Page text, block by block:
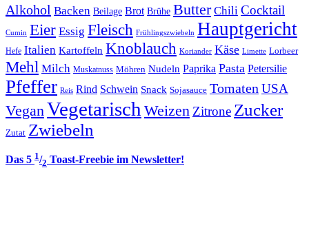
Alkohol Backen Beilage Brot Brühe Butter Chili Cocktail
Cumin Eier Essig Fleisch Frühlingszwiebeln Hauptgericht
Hefe Italien Kartoffeln Knoblauch Koriander Käse Limette Lorbeer
Mehl Milch Muskatnuss Möhren Nudeln Paprika Pasta Petersilie
Pfeffer Reis Rind Schwein Snack Sojasauce Tomaten USA
Vegan Vegetarisch Weizen Zitrone Zucker
Zutat Zwiebeln
Das 5 1/2 Toast-Freebie im Newsletter!